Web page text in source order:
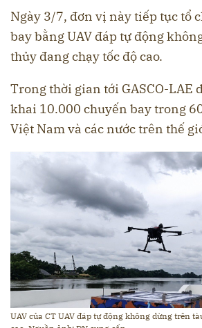
Ngày 3/7, đơn vị này tiếp tục tổ
bay bằng UAV đáp tự động
thủy đang chạy tốc độ cao.
Trong thời gian tới GASCO-LAE
khai 10.000 chuyến bay trong
Việt Nam và các nước trên thế
UAV của CT UAV đáp tự động không dừng trên